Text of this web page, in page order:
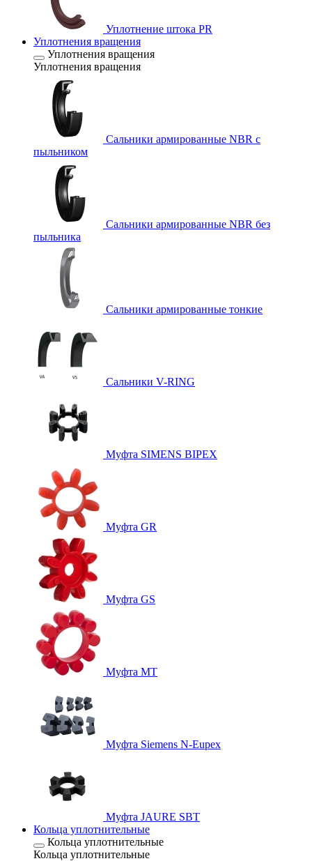
Уплотнение штока PR
Уплотнения вращения
Уплотнения вращения
Уплотнения вращения
Сальники армированные NBR с
пыльником
Сальники армированные NBR без
пыльника
Сальники армированные тонкие
Сальники V-RING
Муфта SIMENS BIPEX
Муфта GR
Муфта GS
Муфта MT
Муфта Siemens N-Eupex
Муфта JAURE SBT
Кольца уплотнительные
Кольца уплотнительные
Кольца уплотнительные